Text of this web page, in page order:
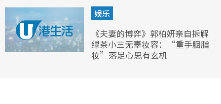
娱乐
《夫妻的博弈》郭柏妍亲自拆解
绿茶小三无辜妆容：“重手胭脂
妆”落足心思有玄机